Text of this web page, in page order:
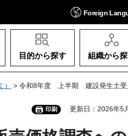
Foreign
目的から探す 組織から
> 令和8年度 上半期 建設発生土受
印刷 更新日：2026年5